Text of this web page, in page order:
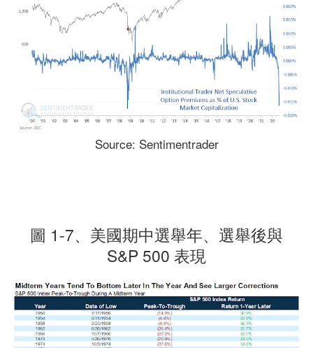
Source: Sentimentrader
圖 1-7、美國期中選舉年、選舉後與
S&P 500 表現